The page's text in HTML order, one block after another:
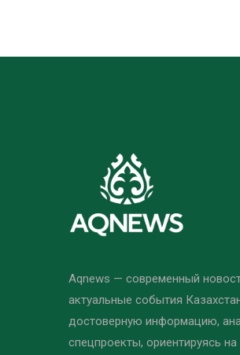
Aqnews — современный
актуальные события
достоверную информацию,
спецпроекты, ориентируясь